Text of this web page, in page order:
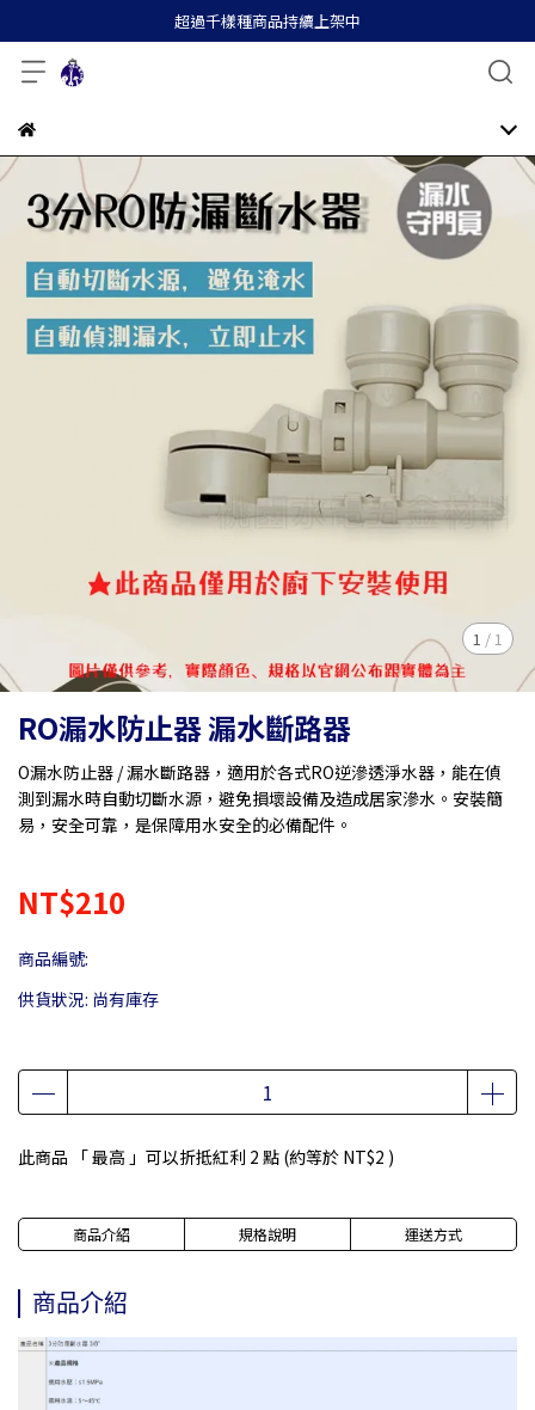
超過千樣種商品持續上架中
1 / 1
RO漏水防止器 漏水斷路器
O漏水防止器 / 漏水斷路器，適用於各式RO逆滲透淨水器，能在偵
測到漏水時自動切斷水源，避免損壞設備及造成居家滲水。安裝簡
易，安全可靠，是保障用水安全的必備配件。
NT$210
商品編號:
供貨狀況: 尚有庫存
此商品 「 最高 」可以折抵紅利 2 點 (約等於 NT$2 )
商品介紹 規格說明 運送方式
商品介紹